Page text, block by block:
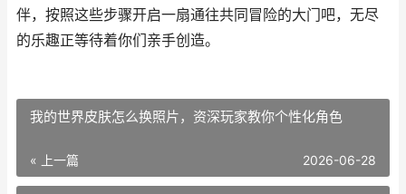
伴，按照这些步骤开启一扇通往共同冒险的大门吧，无尽
的乐趣正等待着你们亲手创造。
我的世界皮肤怎么换照片，资深玩家教你个性化角色
« 上一篇 2026-06-28